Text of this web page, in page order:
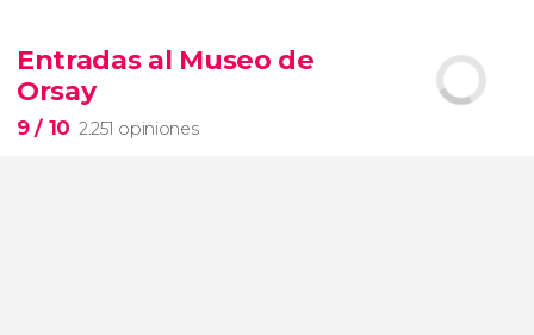
Aventura, playas vírgenes y naturaleza
excursión a Costa Esmeralda y la Montaña Redonda
playa El Limón
Entradas al Museo de
Orsay
9/ 10 2.251 opiniones